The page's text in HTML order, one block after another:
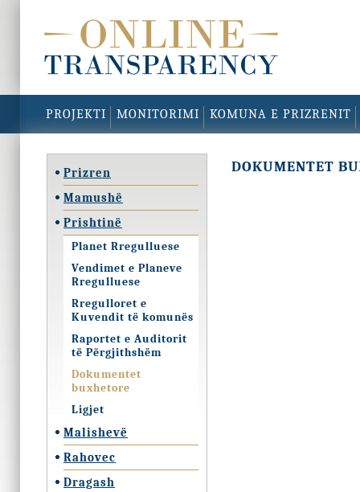
PROJEKTI MONITORIMI KOMUNA E PRIZRENIT
Prizren
Mamushë
Prishtinë
Planet Rregulluese
Vendimet e Planeve
Rregulluese
Rregulloret e
Kuvendit të komunës
Raportet e Auditorit
të Përgjithshëm
Dokumentet
buxhetore
Ligjet
Malishevë
Rahovec
Dragash
DOKUMENTET